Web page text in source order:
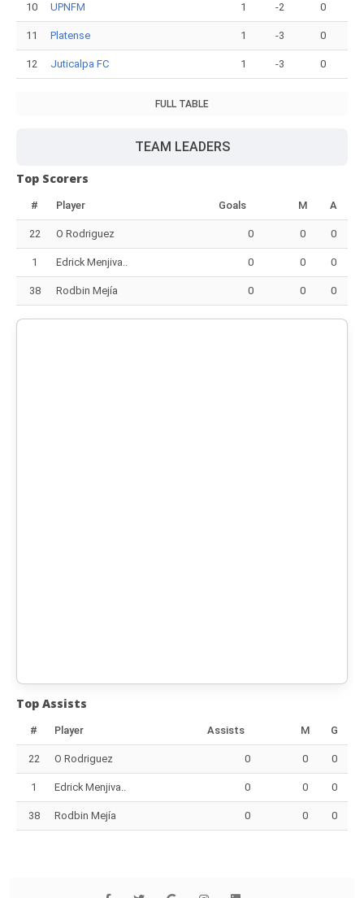
10 UPNFM 1 -2 0
11 Platense 1 -3 0
12 Juticalpa FC 1 -3 0
FULL TABLE
TEAM LEADERS
Top Scorers
# Player Goals M A
22 O Rodriguez 0 0 0
1 Edrick Menjiva.. 0 0 0
38 Rodbin Mejía 0 0 0
Top Assists
# Player Assists M G
22 O Rodriguez 0 0 0
1 Edrick Menjiva.. 0 0 0
38 Rodbin Mejía 0 0 0